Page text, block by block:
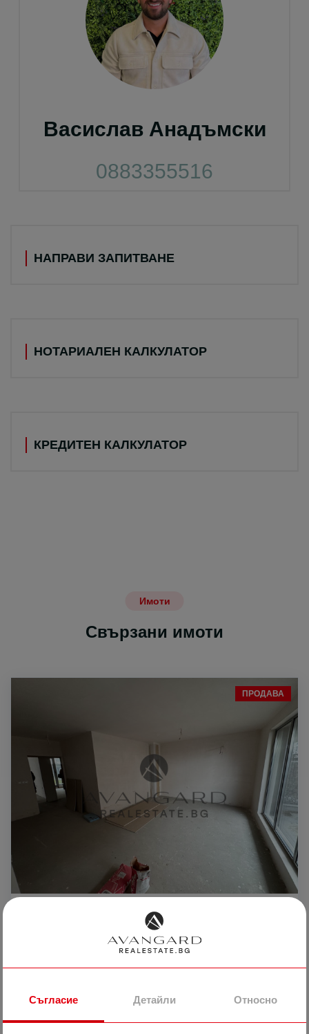
Васислав Анадъмски
0883355516
КРЕДИТЕН КАЛКУЛАТОР
НОТАРИАЛЕН КАЛКУЛАТОР
НАПРАВИ ЗАПИТВАНЕ
Имоти
Свързани имоти
ПРОДАВА
571352.71 лв
2800.75 лв
Тристаен с Двор/ Гребна база
Съгласие Детайли Относно